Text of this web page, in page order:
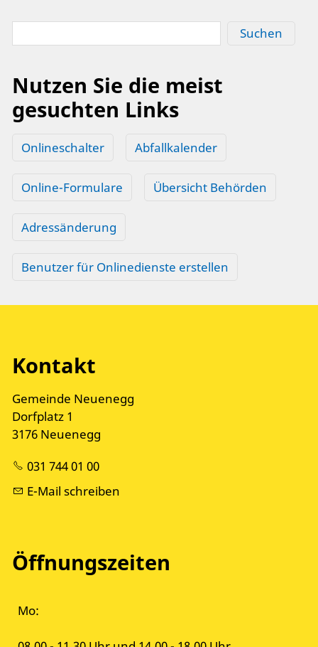
Suchen
Nutzen Sie die meist
gesuchten Links
Onlineschalter Abfallkalender
Online-Formulare Übersicht Behörden
Adressänderung
Benutzer für Onlinedienste erstellen
Kontakt
Gemeinde Neuenegg
Dorfplatz 1
3176 Neuenegg
031 744 01 00
E-Mail schreiben
Öffnungszeiten
Mo: